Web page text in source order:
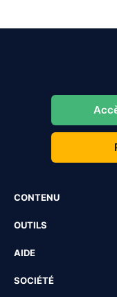
CONTENU
OUTILS
AIDE
SOCIÉTÉ